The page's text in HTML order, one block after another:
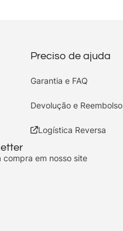
Preciso de ajuda
Garantia e FAQ
Devolução e Reembolso
Logística Reversa
compra em nosso site